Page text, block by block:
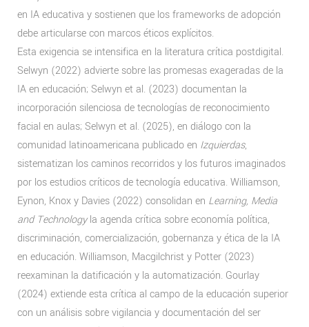
en IA educativa y sostienen que los frameworks de adopción
debe articularse con marcos éticos explícitos.
Esta exigencia se intensifica en la literatura crítica postdigital.
Selwyn (2022) advierte sobre las promesas exageradas de la
IA en educación; Selwyn et al. (2023) documentan la
incorporación silenciosa de tecnologías de reconocimiento
facial en aulas; Selwyn et al. (2025), en diálogo con la
comunidad latinoamericana publicado en Izquierdas,
sistematizan los caminos recorridos y los futuros imaginados
por los estudios críticos de tecnología educativa. Williamson,
Eynon, Knox y Davies (2022) consolidan en Learning, Media
and Technologyla agenda crítica sobre economía política,
discriminación, comercialización, gobernanza y ética de la IA
en educación. Williamson, Macgilchrist y Potter (2023)
reexaminan la datificación y la automatización. Gourlay
(2024) extiende esta crítica al campo de la educación superior
con un análisis sobre vigilancia y documentación del ser